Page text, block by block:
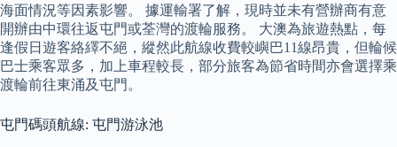
海面情況等因素影響。 據運輸署了解，現時並未有營辦商有意
開辦由中環往返屯門或荃灣的渡輪服務。 大澳為旅遊熱點，每
逢假日遊客絡繹不絕，縱然此航線收費較嶼巴11線昂貴，但輪候
巴士乘客眾多，加上車程較長，部分旅客為節省時間亦會選擇乘
渡輪前往東涌及屯門。
屯門碼頭航線: 屯門游泳池